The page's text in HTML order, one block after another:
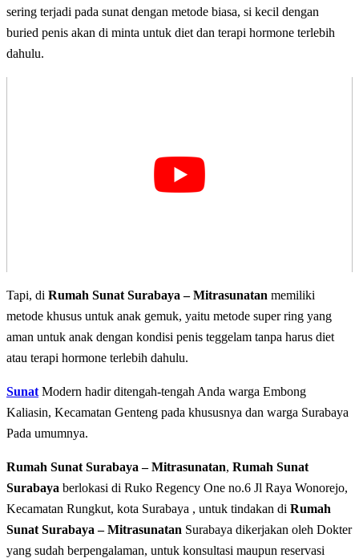
sering terjadi pada sunat dengan metode biasa, si kecil dengan
buried penis akan di minta untuk diet dan terapi hormone terlebih
dahulu.
Tapi, di Rumah Sunat Surabaya – Mitrasunatan memiliki
metode khusus untuk anak gemuk, yaitu metode super ring yang
aman untuk anak dengan kondisi penis teggelam tanpa harus diet
atau terapi hormone terlebih dahulu.
Sunat Modern hadir ditengah-tengah Anda warga Embong
Kaliasin, Kecamatan Genteng pada khususnya dan warga Surabaya
Pada umumnya.
Rumah Sunat Surabaya – Mitrasunatan, Rumah Sunat
Surabaya berlokasi di Ruko Regency One no.6 Jl Raya Wonorejo,
Kecamatan Rungkut, kota Surabaya , untuk tindakan di Rumah
Sunat Surabaya – Mitrasunatan Surabaya dikerjakan oleh Dokter
yang sudah berpengalaman, untuk konsultasi maupun reservasi